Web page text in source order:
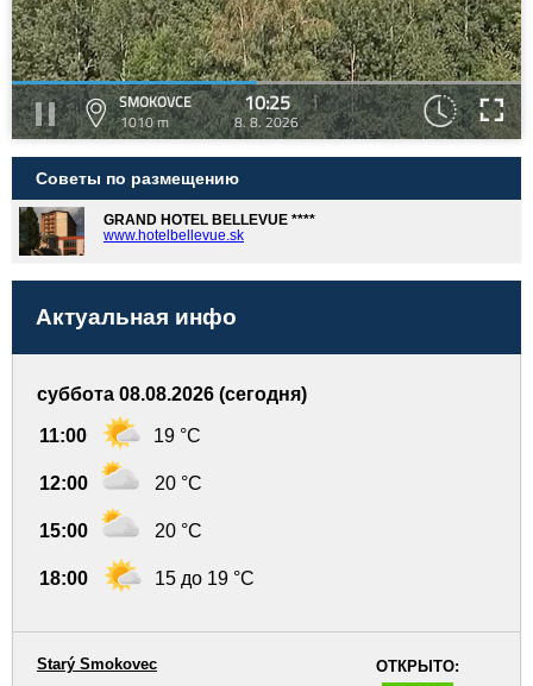
SMOKOVCE
1010 m
10:25
8. 8. 2026
Советы по размещению
GRAND HOTEL BELLEVUE ****
www.hotelbellevue.sk
Актуальная инфо
суббота 08.08.2026 (сегодня)
11:00 19 °C
12:00 20 °C
15:00 20 °C
18:00 15 до 19 °C
ОТКРЫТО:
Starý Smokovec